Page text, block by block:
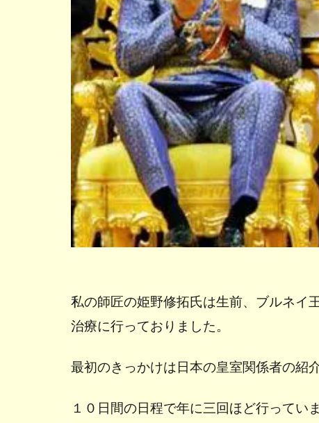
私の師匠の姫野修拓氏は生前、ブルネイ
治療に行っておりました。
最初のきっかけは日本の皇室関係者の紹
１０日間の日程で年に三回ほど行ってい